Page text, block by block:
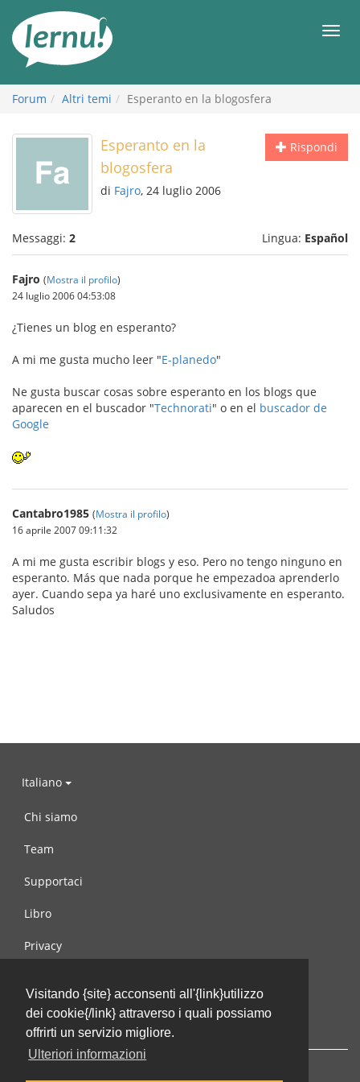
Visitando {site} acconsenti all'{link}utilizzo
dei cookie{/link} attraverso i quali possiamo
offrirti un servizio migliore.
Ulteriori informazioni
all’indice
Forum Altri temi Esperanto en la blogosfera
Rispondi
Esperanto en la
blogosfera
di Fajro, 24 luglio 2006
Messaggi: 2 Lingua: Español
Fajro (Mostra il profilo)
24 luglio 2006 04:53:08
¿Tienes un blog en esperanto?
A mi me gusta mucho leer "E-planedo"
Ne gusta buscar cosas sobre esperanto en los blogs que
aparecen en el buscador "Technorati" o en el buscador de
Google
Cantabro1985 (Mostra il profilo)
16 aprile 2007 09:11:32
A mi me gusta escribir blogs y eso. Pero no tengo ninguno en
esperanto. Más que nada porque he empezadoa aprenderlo
ayer. Cuando sepa ya haré uno exclusivamente en esperanto.
Saludos
Italiano
Chi siamo
Team
Supportaci
Libro
Privacy
Contattaci